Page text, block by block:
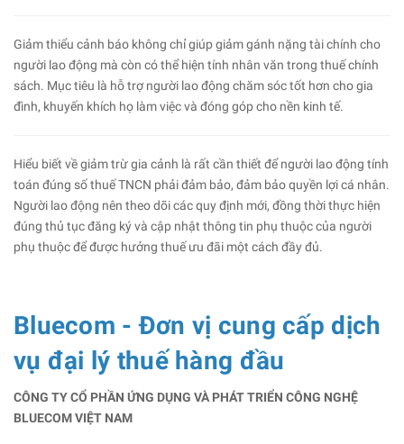
Giảm thiểu cảnh báo không chỉ giúp giảm gánh nặng tài chính cho
người lao động mà còn có thể hiện tính nhân văn trong thuế chính
sách. Mục tiêu là hỗ trợ người lao động chăm sóc tốt hơn cho gia
đình, khuyến khích họ làm việc và đóng góp cho nền kinh tế.
Hiểu biết về giảm trừ gia cảnh là rất cần thiết để người lao động tính
toán đúng số thuế TNCN phải đảm bảo, đảm bảo quyền lợi cá nhân.
Người lao động nên theo dõi các quy định mới, đồng thời thực hiện
đúng thủ tục đăng ký và cập nhật thông tin phụ thuộc của người
phụ thuộc để được hưởng thuế ưu đãi một cách đầy đủ.
Bluecom - Đơn vị cung cấp dịch
vụ đại lý thuế hàng đầu
CÔNG TY CỔ PHẦN ỨNG DỤNG VÀ PHÁT TRIỂN CÔNG NGHỆ
BLUECOM VIỆT NAM